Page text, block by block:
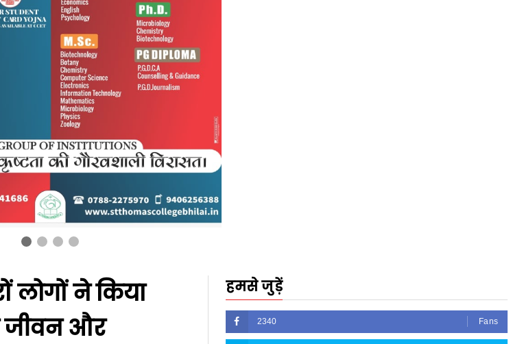
लोगों ने किया
जीवन और
हमसे जुड़ें
2340 Fans